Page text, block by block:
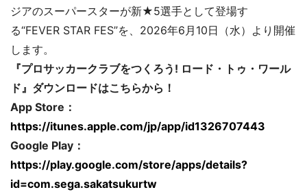
ジアのスーパースターが新★5選手として登場す
る“FEVER STAR FES”を、2026年6月10日（水）より開催
します。
『プロサッカークラブをつくろう! ロード・トゥ・ワール
ド』ダウンロードはこちらから！
App Store：
https://itunes.apple.com/jp/app/id1326707443
Google Play：
https://play.google.com/store/apps/details?
id=com.sega.sakatsukurtw